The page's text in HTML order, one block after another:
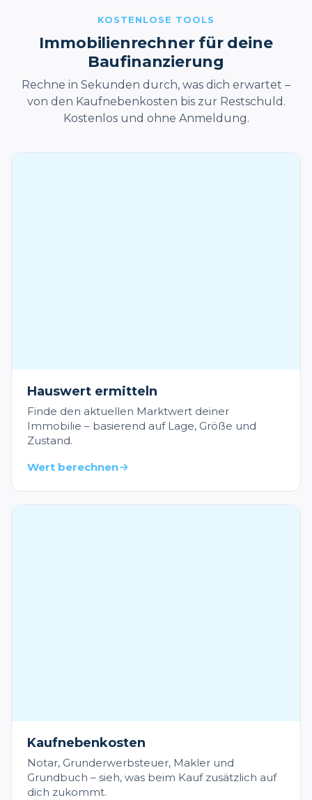
KOSTENLOSE TOOLS
Immobilienrechner für deine
Baufinanzierung
Rechne in Sekunden durch, was dich erwartet –
von den Kaufnebenkosten bis zur Restschuld.
Kostenlos und ohne Anmeldung.
Hauswert ermitteln
Finde den aktuellen Marktwert deiner
Immobilie – basierend auf Lage, Größe und
Zustand.
Wert berechnen
Kaufnebenkosten
Notar, Grunderwerbsteuer, Makler und
Grundbuch – sieh, was beim Kauf zusätzlich auf
dich zukommt.